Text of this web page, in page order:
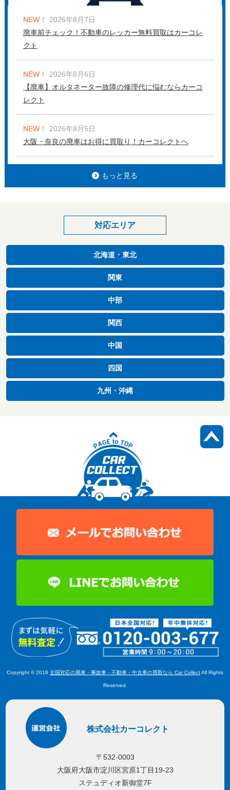
NEW！
2026年8月7日
廃車前チェック！不動車のレッカー無料買取はカーコレ
クト
NEW！
2026年8月6日
【廃車】オルタネーター故障の修理代に悩むならカーコ
レクト
NEW！
2026年8月5日
大阪・奈良の廃車はお得に買取り！カーコレクトへ
もっと見る
対応エリア
北海道・東北
関東
中部
関西
中国
四国
九州・沖縄
Copyright © 2018 全国対応の廃車・事故車・不動車・中古車の買取なら Car CollectAll Rights
Reserved.
株式会社カーコレクト
〒532-0003
大阪府大阪市淀川区宮原1丁目19-23
ステュディオ新御堂7F